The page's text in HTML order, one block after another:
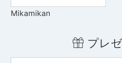
Mikamikan
プレ